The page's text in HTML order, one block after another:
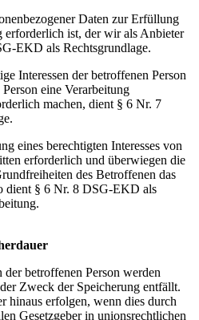
Daten zur Erfüllung
erforderlich ist, der wir als Anbieter
EKD als Rechtsgrundlage.
Interessen der betroffenen Person
eine Verarbeitung
machen, dient § 6 Nr. 7
eines berechtigten Interesses von
erforderlich und überwiegen die
des Betroffenen das
dient § 6 Nr. 8 DSG-EKD als
betroffenen Person werden
Zweck der Speicherung entfällt.
hinaus erfolgen, wenn dies durch
Gesetzgeber in unionsrechtlichen